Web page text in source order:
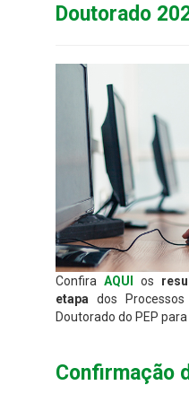
Doutorado
Confira AQUI os
etapa dos
Doutorado do PEP
Confirmação